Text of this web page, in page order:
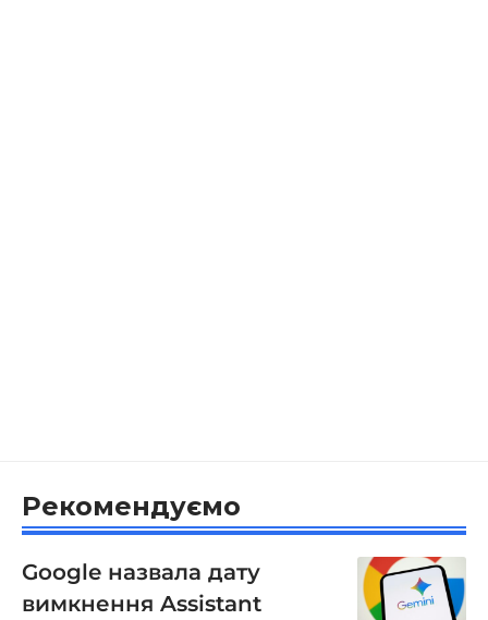
Рекомендуємо
Google назвала дату
вимкнення Assistant